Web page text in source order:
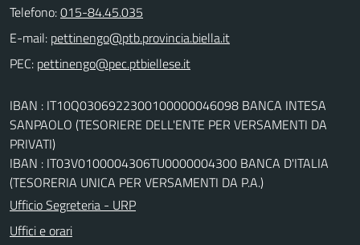
Telefono:015-84.45.035
E-mail:
PEC:
IBAN : IT10Q0306922300100000046098 BANCA INTESA
SANPAOLO (TESORIERE DELL'ENTE PER VERSAMENTI DA
PRIVATI)
IBAN : IT03V0100004306TU0000004300 BANCA D'ITALIA
(TESORERIA UNICA PER VERSAMENTI DA P.A.)
Ufficio Segreteria - URP
Uffici e orari